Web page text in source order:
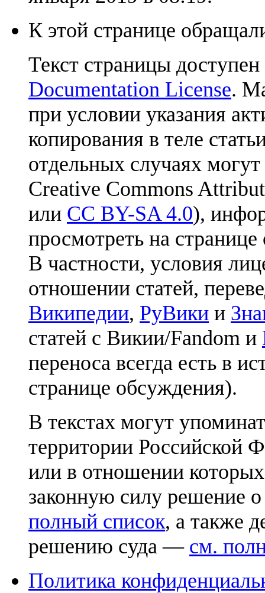
К этой странице
Текст страницы
Documentation License.
при условии указания
копирования в теле
отдельных случаях
Creative Commons
или CC BY-SA 4.0),
просмотреть на
В частности, условия
отношении статей,
Википедии, РуВики и
статей с Викии/Fandom и
переноса всегда есть в
странице обсуждения).
В текстах могут
территории Российской
или в отношении
законную силу решение
полный список, а также
решению суда — см.
Политика